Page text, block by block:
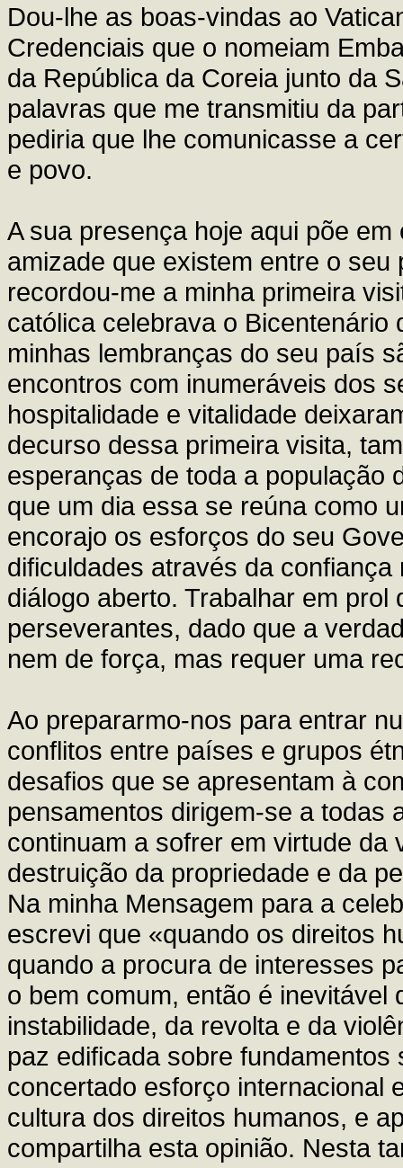
Dou-lhe as boas-vindas ao
Credenciais que o nomeiam
da República da Coreia junto da
palavras que me transmitiu da
pediria que lhe comunicasse a
e povo.
A sua presença hoje aqui põe
amizade que existem entre o
recordou-me a minha primeira
católica celebrava o
minhas lembranças do seu país
encontros com inumeráveis dos
hospitalidade e vitalidade
decurso dessa primeira visita,
esperanças de toda a população
que um dia essa se reúna como
encorajo os esforços do seu
dificuldades através da
diálogo aberto. Trabalhar em
perseverantes, dado que a
nem de força, mas requer uma
Ao prepararmo-nos para entrar
conflitos entre países e grupos
desafios que se apresentam à
pensamentos dirigem-se a todas
continuam a sofrer em virtude da
destruição da propriedade e da
Na minha Mensagem para a
escrevi que «quando os direitos
quando a procura de interesses
o bem comum, então é
instabilidade, da revolta e da
paz edificada sobre
concertado esforço internacional
cultura dos direitos humanos, e
compartilha esta opinião. Nesta